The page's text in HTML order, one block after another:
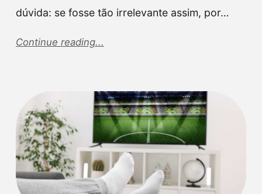
dúvida: se fosse tão irrelevante assim, por…
Continue reading...